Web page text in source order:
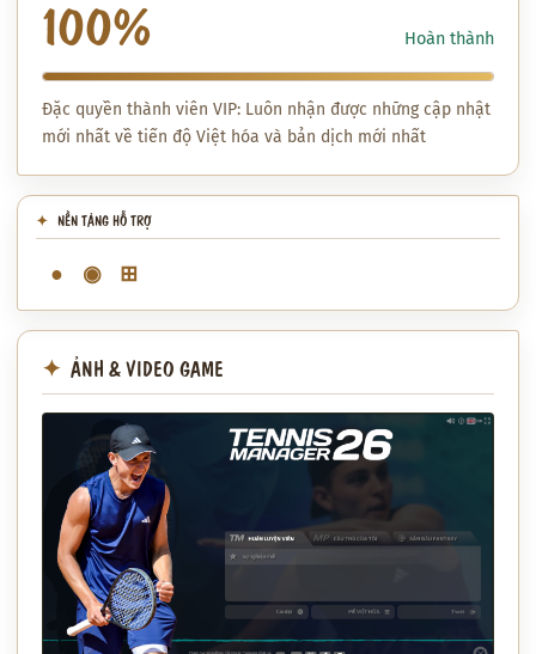
100% Hoàn thành
Đặc quyền thành viên VIP: Luôn nhận được những cập nhật
mới nhất về tiến độ Việt hóa và bản dịch mới nhất
NỀN TẢNG HỖ TRỢ
● ◉ ⊞
ẢNH & VIDEO GAME